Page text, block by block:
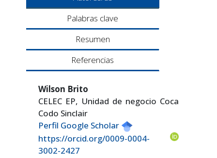
Palabras clave
Resumen
Referencias
Wilson Brito
CELEC EP, Unidad de negocio Coca
Codo Sinclair
Perfil Google Scholar
https://orcid.org/0009-0004-
3002-2427